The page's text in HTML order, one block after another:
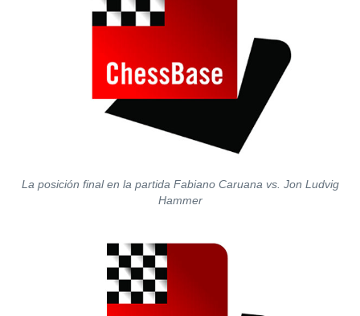
La posición final en la partida Fabiano Caruana vs. Jon Ludvig
Hammer